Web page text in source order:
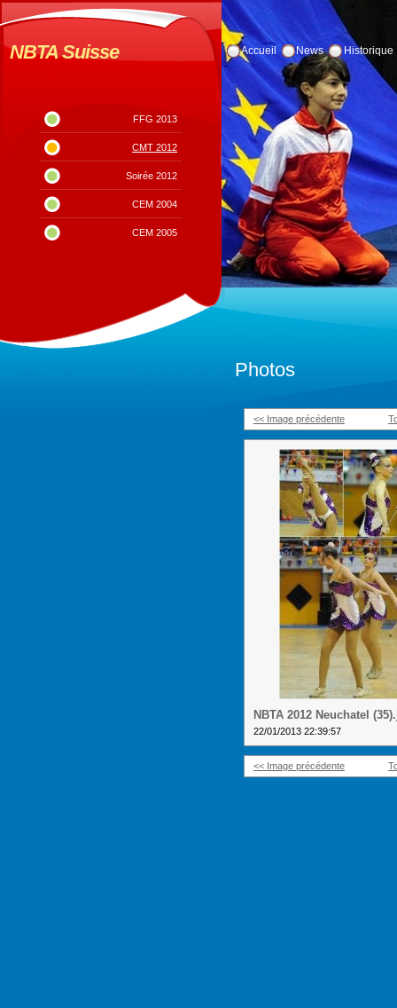
NBTA Suisse
FFG 2013
CMT 2012
Soirée 2012
CEM 2004
CEM 2005
Accueil News Historique
Photos
<< Image précédente
NBTA 2012 Neuchatel
22/01/2013 22:39:57
<< Image précédente